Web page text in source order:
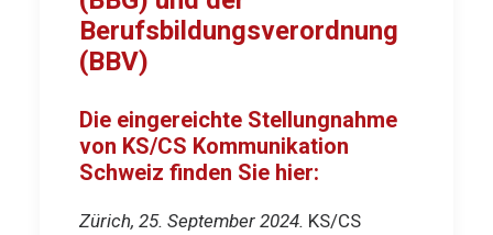
Berufsbildungsverordnung
(BBV)
Die eingereichte Stellungnahme
von KS/CS Kommunikation
Schweiz finden Sie hier:
Zürich, 25. September 2024. KS/CS